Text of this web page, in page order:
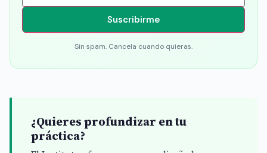
Suscribirme
Sin spam. Cancela cuando quieras.
¿Quieres profundizar en tu
práctica?